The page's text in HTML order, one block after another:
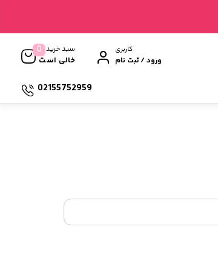
کاربری
ورود / ثبت نام
سبد خرید
خالی است
0
02155752959